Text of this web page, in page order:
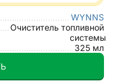
WYNNS
Очиститель топливной
системы
325 мл